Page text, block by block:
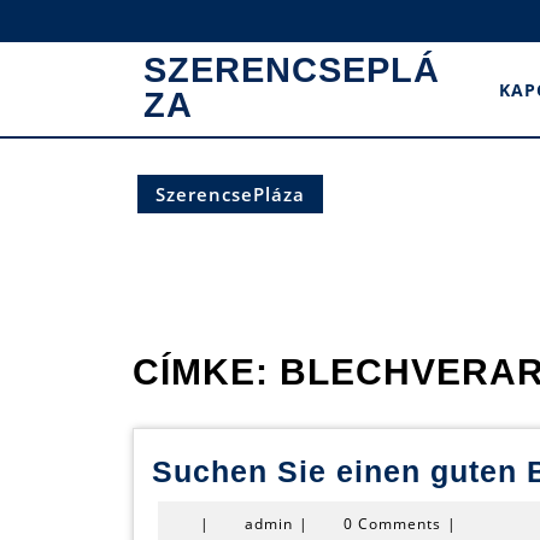
to
SZERENCSEPLÁ
ZA
SzerencsePláza
CÍMKE:
Suchen Sie einen guten
| admin admin
| 0 Comments |